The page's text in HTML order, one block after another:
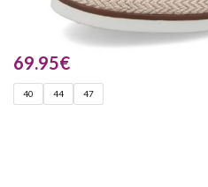
69.95€
40 44 47